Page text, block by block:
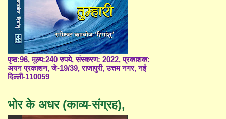
पृष्ठ:96, मूल्य:240 रुपये, संस्करण: 2022, प्रकाशक:
अयन प्रकाशन, जे-19/39, राजापुरी, उत्तम नगर, नई
दिल्ली-110059
भोर के अधर (काव्य-संग्रह),